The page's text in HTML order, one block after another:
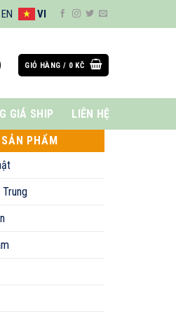
EN VI
GIỎ HÀNG / 0 KČ
GIÁ SHIP
LIÊN HỆ
PHẨM